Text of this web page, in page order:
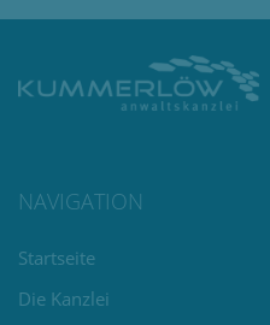
NAVIGATION
Navigation
Startseite
Die Kanzlei